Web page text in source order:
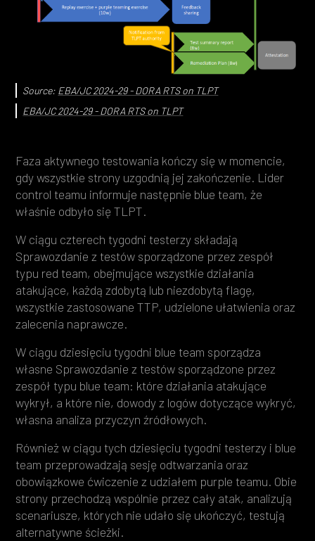
Source: EBA/JC 2024-29 - DORA RTS on TLPT
EBA/JC 2024-29 - DORA RTS on TLPT
Faza aktywnego testowania kończy się w momencie,
gdy wszystkie strony uzgodnią jej zakończenie. Lider
control teamu informuje następnie blue team, że
właśnie odbyło się TLPT.
W ciągu czterech tygodni testerzy składają
Sprawozdanie z testów sporządzone przez zespół
typu red team, obejmujące wszystkie działania
atakujące, każdą zdobytą lub niezdobytą flagę,
wszystkie zastosowane TTP, udzielone ułatwienia oraz
zalecenia naprawcze.
W ciągu dziesięciu tygodni blue team sporządza
własne Sprawozdanie z testów sporządzone przez
zespół typu blue team: które działania atakujące
wykrył, a które nie, dowody z logów dotyczące wykryć,
własna analiza przyczyn źródłowych.
Również w ciągu tych dziesięciu tygodni testerzy i blue
team przeprowadzają sesję odtwarzania oraz
obowiązkowe ćwiczenie z udziałem purple teamu. Obie
strony przechodzą wspólnie przez cały atak, analizują
scenariusze, których nie udało się ukończyć, testują
alternatywne ścieżki.